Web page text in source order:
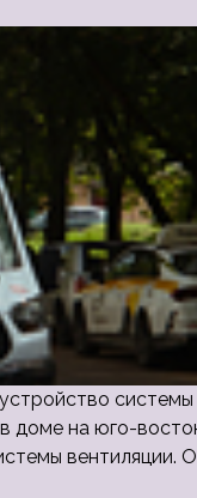
доме на юго-
вентиляции.